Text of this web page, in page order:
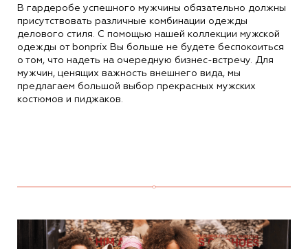
В гардеробе успешного мужчины обязательно должны
присутствовать различные комбинации одежды
делового стиля. С помощью нашей коллекции мужской
одежды от bonprix Вы больше не будете беспокоиться
о том, что надеть на очередную бизнес-встречу. Для
мужчин, ценящих важность внешнего вида, мы
предлагаем большой выбор прекрасных мужских
костюмов и пиджаков.